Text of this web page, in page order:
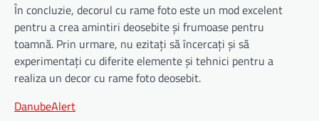
În concluzie, decorul cu rame foto este un mod excelent
pentru a crea amintiri deosebite și frumoase pentru
toamnă. Prin urmare, nu ezitați să încercați și să
experimentați cu diferite elemente și tehnici pentru a
realiza un decor cu rame foto deosebit.
DanubeAlert